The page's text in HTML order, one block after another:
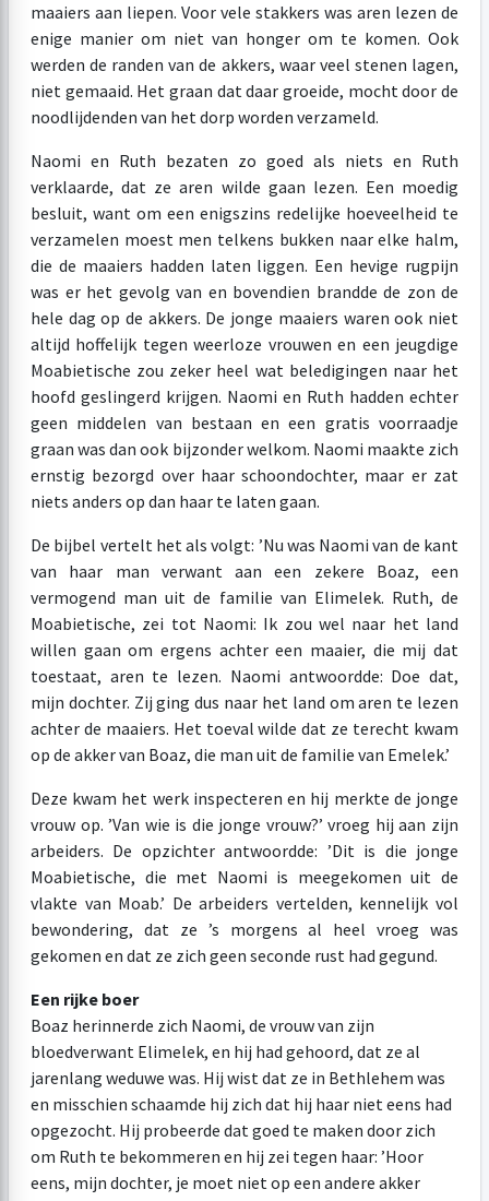
maaiers aan liepen. Voor vele stakkers was aren lezen de
enige manier om niet van honger om te komen. Ook
werden de randen van de akkers, waar veel stenen lagen,
niet gemaaid. Het graan dat daar groeide, mocht door de
noodlijdenden van het dorp worden verzameld.
Naomi en Ruth bezaten zo goed als niets en Ruth
verklaarde, dat ze aren wilde gaan lezen. Een moedig
besluit, want om een enigszins redelijke hoeveelheid te
verzamelen moest men telkens bukken naar elke halm,
die de maaiers hadden laten liggen. Een hevige rugpijn
was er het gevolg van en bovendien brandde de zon de
hele dag op de akkers. De jonge maaiers waren ook niet
altijd hoffelijk tegen weerloze vrouwen en een jeugdige
Moabietische zou zeker heel wat beledigingen naar het
hoofd geslingerd krijgen. Naomi en Ruth hadden echter
geen middelen van bestaan en een gratis voorraadje
graan was dan ook bijzonder welkom. Naomi maakte zich
ernstig bezorgd over haar schoondochter, maar er zat
niets anders op dan haar te laten gaan.
De bijbel vertelt het als volgt: ’Nu was Naomi van de kant
van haar man verwant aan een zekere Boaz, een
vermogend man uit de familie van Elimelek. Ruth, de
Moabietische, zei tot Naomi: Ik zou wel naar het land
willen gaan om ergens achter een maaier, die mij dat
toestaat, aren te lezen. Naomi antwoordde: Doe dat,
mijn dochter. Zij ging dus naar het land om aren te lezen
achter de maaiers. Het toeval wilde dat ze terecht kwam
op de akker van Boaz, die man uit de familie van Emelek.’
Deze kwam het werk inspecteren en hij merkte de jonge
vrouw op. ’Van wie is die jonge vrouw?’ vroeg hij aan zijn
arbeiders. De opzichter antwoordde: ’Dit is die jonge
Moabietische, die met Naomi is meegekomen uit de
vlakte van Moab.’ De arbeiders vertelden, kennelijk vol
bewondering, dat ze ’s morgens al heel vroeg was
gekomen en dat ze zich geen seconde rust had gegund.
Een rijke boer
Boaz herinnerde zich Naomi, de vrouw van zijn
bloedverwant Elimelek, en hij had gehoord, dat ze al
jarenlang weduwe was. Hij wist dat ze in Bethlehem was
en misschien schaamde hij zich dat hij haar niet eens had
opgezocht. Hij probeerde dat goed te maken door zich
om Ruth te bekommeren en hij zei tegen haar: ’Hoor
eens, mijn dochter, je moet niet op een andere akker